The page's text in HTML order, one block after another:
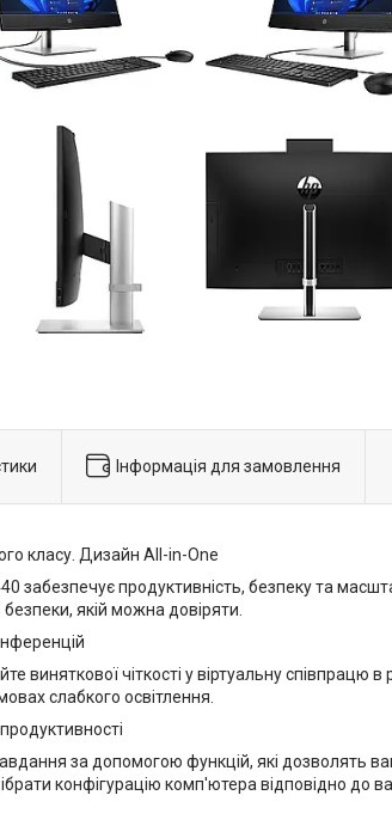
Інформація для замовлення
класу. Дизайн All-in-One
забезпечує продуктивність, безпеку та
якій можна довіряти.
виняткової чіткості у віртуальну
слабкого освітлення.
за допомогою функцій, які дозволять
конфігурацію комп'ютера відповідно до